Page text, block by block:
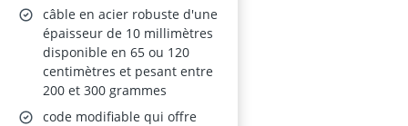
câble en acier robuste d'une
épaisseur de 10 millimètres
disponible en 65 ou 120
centimètres et pesant entre
200 et 300 grammes
code modifiable qui offre